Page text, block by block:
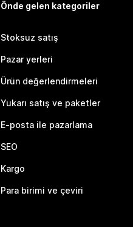
Önde gelen kategoriler
Stoksuz satış
Pazar yerleri
Ürün değerlendirmeleri
Yukarı satış ve paketler
E-posta ile pazarlama
SEO
Kargo
Para birimi ve çeviri